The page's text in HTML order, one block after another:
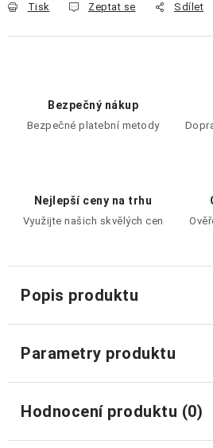
Tisk Zeptat se Sdílet
Bezpečný nákup
Bezpečné platební metody
Nejlepší ceny na trhu
Využijte našich skvělých cen
Popis produktu
Parametry produktu
Hodnocení produktu (0)